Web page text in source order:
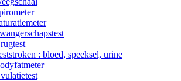
: bloed, speeksel, urine